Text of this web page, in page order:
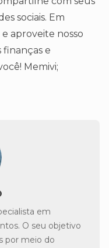
sociais. Em
aproveite nosso
e
Memivi;
em
O seu objetivo
por meio do